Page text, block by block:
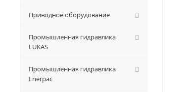
Приводное оборудование
Промышленная гидравлика
LUKAS
Промышленная гидравлика
Enerpac